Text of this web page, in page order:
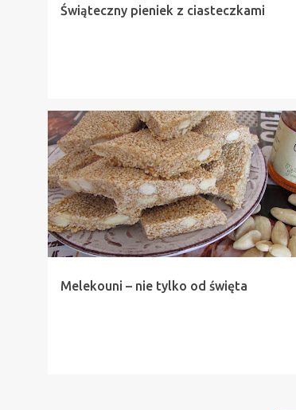
Świąteczny pieniek z ciasteczkami
Melekouni – nie tylko od święta
ARTYKUŁY NA TEMAT KUCHNI GRECKIEJ